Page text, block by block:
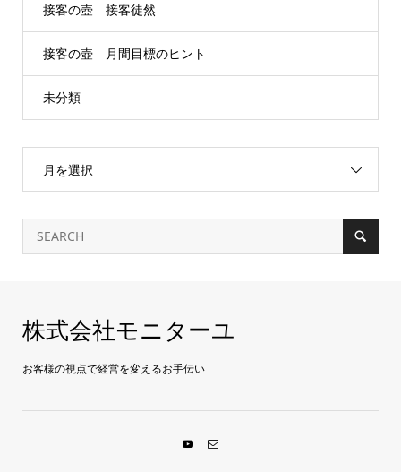
接客の壺 接客徒然
接客の壺 月間目標のヒント
未分類
月を選択
株式会社モニターユ
お客様の視点で経営を変えるお手伝い